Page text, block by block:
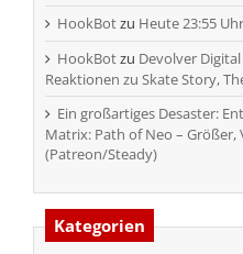
HookBotzu Heute 23:55
HookBotzu Devolver
Reaktionen zu Skate Story,
Ein großartiges Desaster:
Matrix: Path of Neo –
(Patreon/Steady)
Kategorien